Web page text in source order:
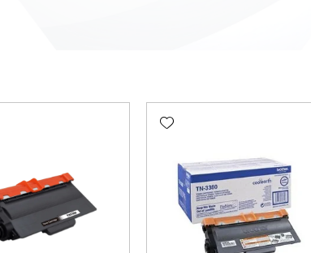
Add wishlist